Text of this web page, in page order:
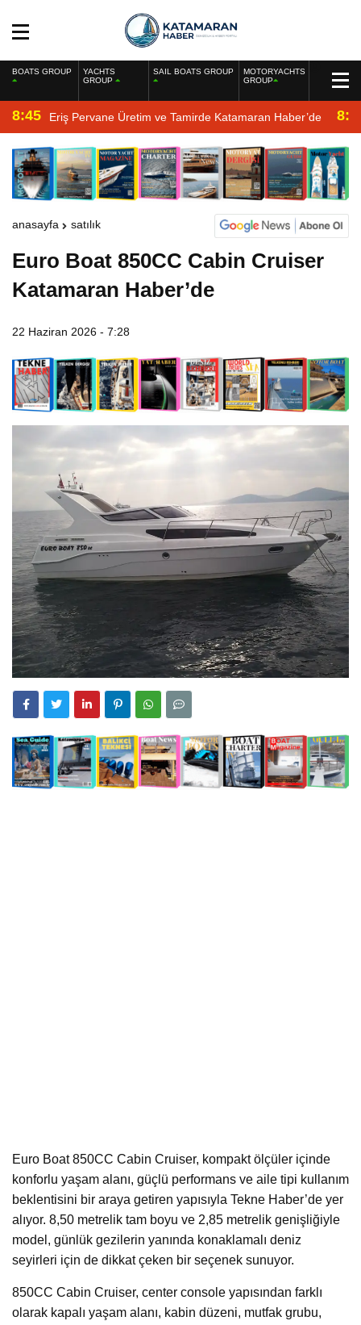
BOATS GROUP
YACHTS
GROUP
SAIL BOATS GROUP
MOTORYACHTS
GROUP
8:45 Eriş Pervane Üretim ve Tamirde Katamaran Haber’de
anasayfa satılık
Euro Boat 850CC Cabin Cruiser
Katamaran Haber’de
22 Haziran 2026 - 7:28
Euro Boat 850CC Cabin Cruiser, kompakt ölçüler içinde
konforlu yaşam alanı, güçlü performans ve aile tipi kullanım
beklentisini bir araya getiren yapısıyla Tekne Haber’de yer
alıyor. 8,50 metrelik tam boyu ve 2,85 metrelik genişliğiyle
model, günlük gezilerin yanında konaklamalı deniz
seyirleri için de dikkat çeken bir seçenek sunuyor.
850CC Cabin Cruiser, center console yapısından farklı
olarak kapalı yaşam alanı, kabin düzeni, mutfak grubu,